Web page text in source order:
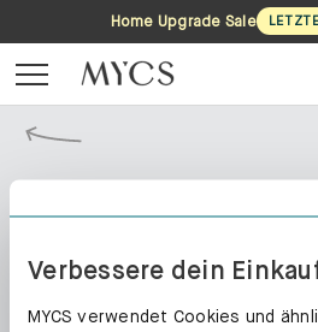
Verbessere dein
MYCS verwendet Cookies und
Home Upgrade Sale